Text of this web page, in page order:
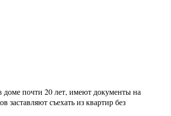
почти 20 лет, имеют документы на
заставляют съехать из квартир без